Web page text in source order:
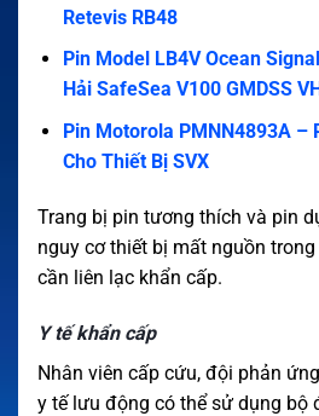
Retevis RB48
Pin Model LB4V Ocean
Hải SafeSea V100 GMDSS
Pin Motorola PMNN4893A –
Cho Thiết Bị SVX
Trang bị pin tương thích và pin
nguy cơ thiết bị mất nguồn
cần liên lạc khẩn cấp.
Y tế khẩn cấp
Nhân viên cấp cứu, đội phản
y tế lưu động có thể sử dụng bộ